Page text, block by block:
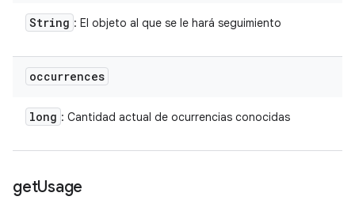
String : El objeto al que se le hará seguimiento
occurrences
long : Cantidad actual de ocurrencias conocidas
getUsage